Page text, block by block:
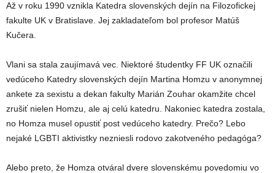
Až v roku 1990 vznikla Katedra slovenských dejín na Filozofickej
fakulte UK v Bratislave. Jej zakladateľom bol profesor Matúš
Kučera.
Vlani sa stala zaujímavá vec. Niektoré študentky FF UK označili
vedúceho Katedry slovenských dejín Martina Homzu v anonymnej
ankete za sexistu a dekan fakulty Marián Zouhar okamžite chcel
zrušiť nielen Homzu, ale aj celú katedru. Nakoniec katedra zostala,
no Homza musel opustiť post vedúceho katedry. Prečo? Lebo
nejaké LGBTI aktivistky nezniesli rodovo zakotveného pedagóga?
Alebo preto, že Homza otváral dvere slovenskému povedomiu vo